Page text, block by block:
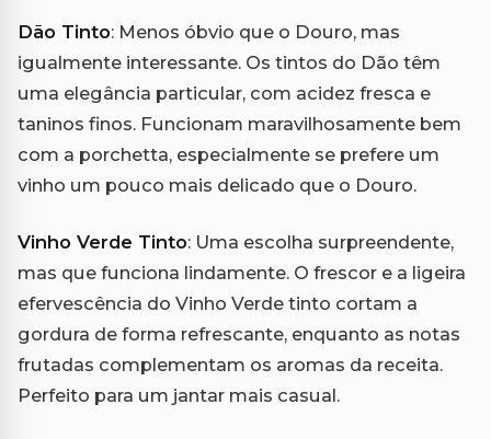
Dão Tinto: Menos óbvio que o Douro, mas
igualmente interessante. Os tintos do Dão têm
uma elegância particular, com acidez fresca e
taninos finos. Funcionam maravilhosamente bem
com a porchetta, especialmente se prefere um
vinho um pouco mais delicado que o Douro.
Vinho Verde Tinto: Uma escolha surpreendente,
mas que funciona lindamente. O frescor e a ligeira
efervescência do Vinho Verde tinto cortam a
gordura de forma refrescante, enquanto as notas
frutadas complementam os aromas da receita.
Perfeito para um jantar mais casual.